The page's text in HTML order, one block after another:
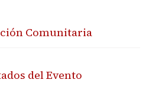
Comunitaria
del Evento